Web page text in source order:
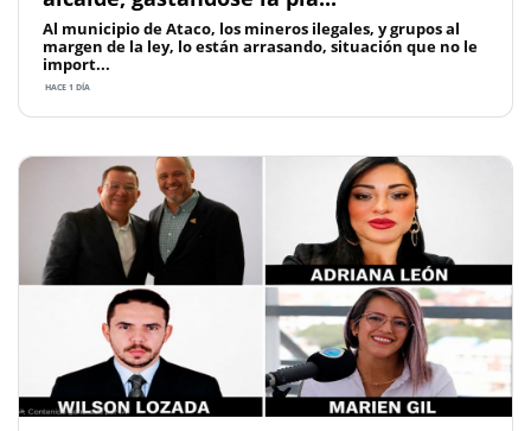
Al municipio de Ataco, los mineros ilegales, y grupos al
margen de la ley, lo están arrasando, situación que no le
import...
HACE 1 DÍA